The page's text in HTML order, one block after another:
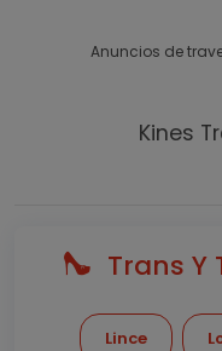
Anuncios de
Kines
Trans Y
Lince